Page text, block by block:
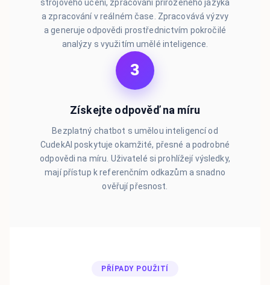
strojového učení, zpracování přirozeného jazyka
a zpracování v reálném čase. Zpracovává výzvy
a generuje odpovědi prostřednictvím pokročilé
analýzy s využitím umělé inteligence.
3
Získejte odpověď na míru
Bezplatný chatbot s umělou inteligencí od
CudekAI poskytuje okamžité, přesné a podrobné
odpovědi na míru. Uživatelé si prohlížejí výsledky,
mají přístup k referenčním odkazům a snadno
ověřují přesnost.
PŘÍPADY POUŽITÍ